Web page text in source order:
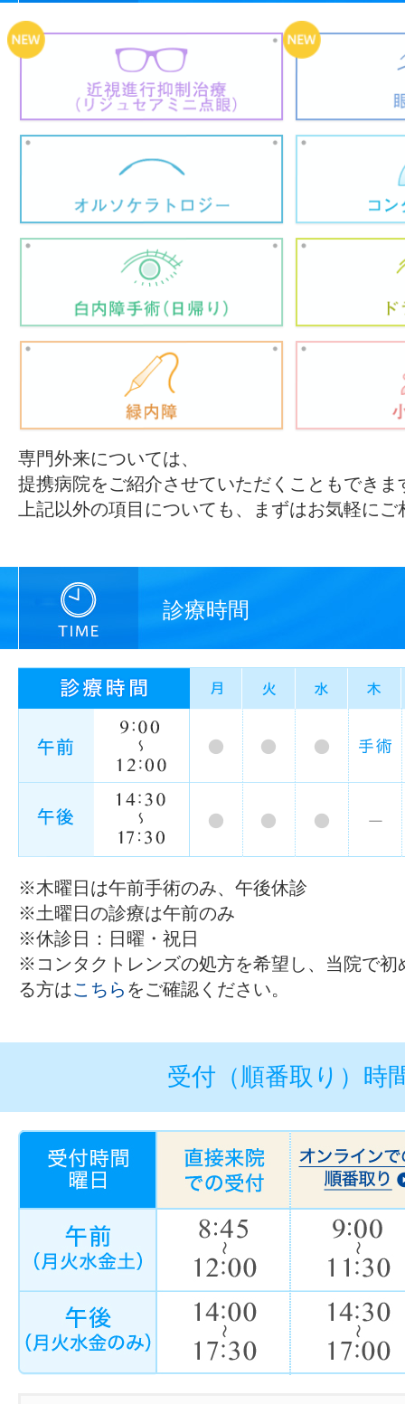
専門外来については、
提携病院をご紹介させていただくこともできま
上記以外の項目についても、まずはお気軽に
診療時間
※木曜日は午前手術のみ、午後休診
※土曜日の診療は午前のみ
※休診日：日曜・祝日
※コンタクトレンズの処方を希望し、当院で初
る方はこちら をご確認ください。
受付（順番取り）時